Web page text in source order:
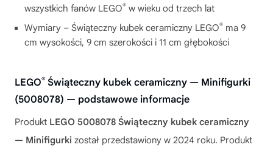
wszystkich fanów LEGO® w wieku od trzech lat
Wymiary – Świąteczny kubek ceramiczny LEGO® ma 9
cm wysokości, 9 cm szerokości i 11 cm głębokości
LEGO® Świąteczny kubek ceramiczny — Minifigurki
(5008078) — podstawowe informacje
Produkt LEGO 5008078 Świąteczny kubek ceramiczny
— Minifigurki został przedstawiony w 2024 roku. Produkt